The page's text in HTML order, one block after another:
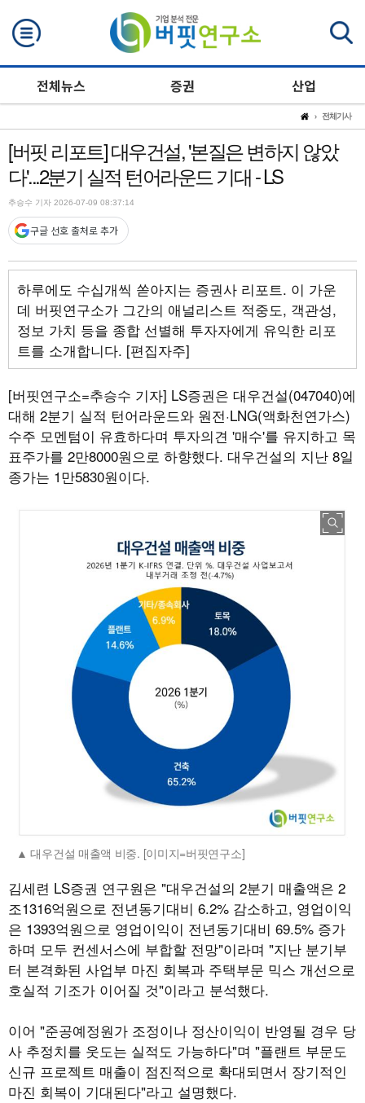
전체뉴스 증권 산업
전체기사
[버핏 리포트] 대우건설, '본질은 변하지 않았
다'...2분기 실적 턴어라운드 기대 - LS
추승수 기자 2026-07-09 08:37:14
구글 선호 출처로 추가
하루에도 수십개씩 쏟아지는 증권사 리포트. 이 가운
데 버핏연구소가 그간의 애널리스트 적중도, 객관성,
정보 가치 등을 종합 선별해 투자자에게 유익한 리포
트를 소개합니다. [편집자주]
[버핏연구소=추승수 기자] LS증권은 대우건설(047040)에
대해 2분기 실적 턴어라운드와 원전·LNG(액화천연가스)
수주 모멘텀이 유효하다며 투자의견 '매수'를 유지하고 목
표주가를 2만8000원으로 하향했다. 대우건설의 지난 8일
종가는 1만5830원이다.
대우건설 매출액 비중. [이미지=버핏연구소]
김세련 LS증권 연구원은 "대우건설의 2분기 매출액은 2
조1316억원으로 전년동기대비 6.2% 감소하고, 영업이익
은 1393억원으로 영업이익이 전년동기대비 69.5% 증가
하며 모두 컨센서스에 부합할 전망"이라며 "지난 분기부
터 본격화된 사업부 마진 회복과 주택부문 믹스 개선으로
호실적 기조가 이어질 것"이라고 분석했다.
이어 "준공예정원가 조정이나 정산이익이 반영될 경우 당
사 추정치를 웃도는 실적도 가능하다"며 "플랜트 부문도
신규 프로젝트 매출이 점진적으로 확대되면서 장기적인
마진 회복이 기대된다"라고 설명했다.
검색